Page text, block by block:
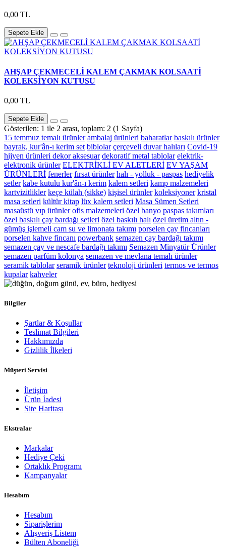
0,00 TL
Sepete Ekle
AHŞAP ÇEKMECELİ KALEM ÇAKMAK KOLSAATİ
KOLEKSİYON KUTUSU
0,00 TL
Sepete Ekle
Gösterilen: 1 ile 2 arası, toplam: 2 (1 Sayfa)
15 temmuz temalı ürünler ambalaj ürünleri baharatlar baskılı ürünler
bayrak, kur'ân-ı kerim set biblolar çerçeveli duvar halıları Covid-19
hijyen ürünleri dekor aksesuar dekoratif metal tablolar elektrik-
elektronik ürünler ELEKTRİKLİ EV ALETLERİ EV YAŞAM
ÜRÜNLERİ fenerler fırsat ürünler halı - yolluk - paspas hediyelik
setler kabe kutulu kur'ân-ı kerim kalem setleri kamp malzemeleri
kartvizitlikler keçe külah (sikke) kişisel ürünler koleksiyoner kristal
masa setleri kültür kitap lüx kalem setleri Masa Sümen Setleri
masaüstü vıp ürünler ofis malzemeleri özel banyo paspas takımları
özel baskılı çay bardağı setleri özel baskılı halı özel üretim altın -
gümüş işlemeli cam su ve limonata takımı porselen çay fincanları
porselen kahve fincanı powerbank semazen çay bardağı takımı
semazen çay ve nescafe bardağı takımı Semazen Minyatür Ürünler
semazen parfüm kolonya semazen ve mevlana temalı ürünler
seramik tablolar seramik ürünler teknoloji ürünleri termos ve termos
kupalar kahveler
Bilgiler
Şartlar & Koşullar
Teslimat Bilgileri
Hakkımızda
Gizlilik İlkeleri
Müşteri Servisi
İletişim
Ürün İadesi
Site Haritası
Ekstralar
Markalar
Hediye Çeki
Ortaklık Programı
Kampanyalar
Hesabım
Hesabım
Siparişlerim
Alışveriş Listem
Bülten Aboneliği